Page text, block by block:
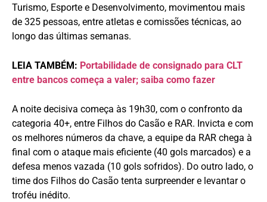
Turismo, Esporte e Desenvolvimento, movimentou mais
de 325 pessoas, entre atletas e comissões técnicas, ao
longo das últimas semanas.
LEIA TAMBÉM: Portabilidade de consignado para CLT
entre bancos começa a valer; saiba como fazer
A noite decisiva começa às 19h30, com o confronto da
categoria 40+, entre Filhos do Casão e RAR. Invicta e com
os melhores números da chave, a equipe da RAR chega à
final com o ataque mais eficiente (40 gols marcados) e a
defesa menos vazada (10 gols sofridos). Do outro lado, o
time dos Filhos do Casão tenta surpreender e levantar o
troféu inédito.